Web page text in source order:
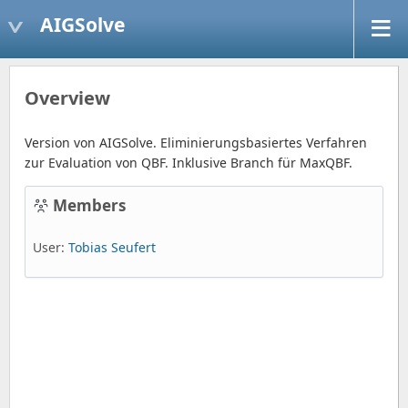
AIGSolve
Overview
Version von AIGSolve. Eliminierungsbasiertes Verfahren
zur Evaluation von QBF. Inklusive Branch für MaxQBF.
Members
User: Tobias Seufert